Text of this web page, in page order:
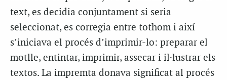
text, es decidia conjuntament si seria
seleccionat, es corregia entre tothom i així
s’iniciava el procés d’imprimir-lo: preparar el
motlle, entintar, imprimir, assecar i il·lustrar els
textos. La impremta donava significat al procés